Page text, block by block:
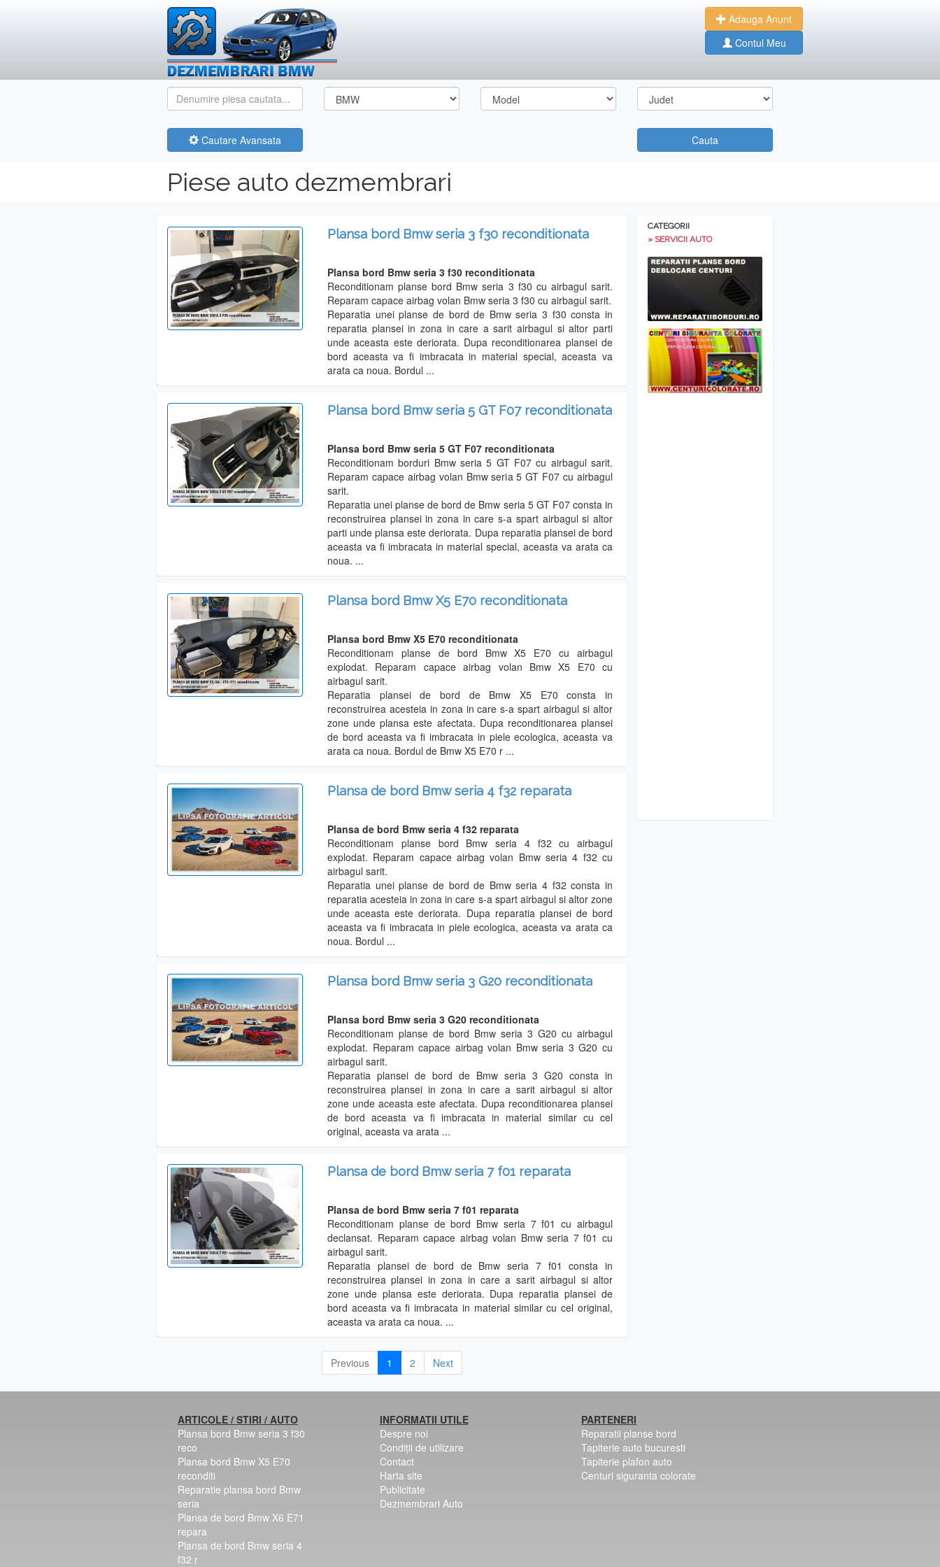
Adauga Anunt
Contul Meu
Cautare Avansata Cauta
Piese auto dezmembrari
Plansa bord Bmw seria 3 f30 reconditionata
Plansa bord Bmw seria 3 f30 reconditionata
Reconditionam planse bord Bmw seria 3 f30 cu airbagul sarit.
Reparam capace airbag volan Bmw seria 3 f30 cu airbagul sarit.
Reparatia unei planse de bord de Bmw seria 3 f30 consta in
reparatia plansei in zona in care a sarit airbagul si altor parti
unde aceasta este deriorata. Dupa reconditionarea plansei de
bord aceasta va fi imbracata in material special, aceasta va
arata ca noua. Bordul ...
Plansa bord Bmw seria 5 GT F07 reconditionata
Plansa bord Bmw seria 5 GT F07 reconditionata
Reconditionam borduri Bmw seria 5 GT F07 cu airbagul sarit.
Reparam capace airbag volan Bmw seria 5 GT F07 cu airbagul
sarit.
Reparatia unei planse de bord de Bmw seria 5 GT F07 consta in
reconstruirea plansei in zona in care s-a spart airbagul si altor
parti unde plansa este deriorata. Dupa reparatia plansei de bord
aceasta va fi imbracata in material special, aceasta va arata ca
noua. ...
Plansa bord Bmw X5 E70 reconditionata
Plansa bord Bmw X5 E70 reconditionata
Reconditionam planse de bord Bmw X5 E70 cu airbagul
explodat. Reparam capace airbag volan Bmw X5 E70 cu
airbagul sarit.
Reparatia plansei de bord de Bmw X5 E70 consta in
reconstruirea acesteia in zona in care s-a spart airbagul si altor
zone unde plansa este afectata. Dupa reconditionarea plansei
de bord aceasta va fi imbracata in piele ecologica, aceasta va
arata ca noua. Bordul de Bmw X5 E70 r ...
Plansa de bord Bmw seria 4 f32 reparata
Plansa de bord Bmw seria 4 f32 reparata
Reconditionam planse bord Bmw seria 4 f32 cu airbagul
explodat. Reparam capace airbag volan Bmw seria 4 f32 cu
airbagul sarit.
Reparatia unei planse de bord de Bmw seria 4 f32 consta in
reparatia acesteia in zona in care s-a spart airbagul si altor zone
unde aceasta este deriorata. Dupa reparatia plansei de bord
aceasta va fi imbracata in piele ecologica, aceasta va arata ca
noua. Bordul ...
Plansa bord Bmw seria 3 G20 reconditionata
Plansa bord Bmw seria 3 G20 reconditionata
Reconditionam planse de bord Bmw seria 3 G20 cu airbagul
explodat. Reparam capace airbag volan Bmw seria 3 G20 cu
airbagul sarit.
Reparatia plansei de bord de Bmw seria 3 G20 consta in
reconstruirea plansei in zona in care a sarit airbagul si altor
zone unde aceasta este afectata. Dupa reconditionarea plansei
de bord aceasta va fi imbracata in material similar cu cel
original, aceasta va arata ...
Plansa de bord Bmw seria 7 f01 reparata
Plansa de bord Bmw seria 7 f01 reparata
Reconditionam planse de bord Bmw seria 7 f01 cu airbagul
declansat. Reparam capace airbag volan Bmw seria 7 f01 cu
airbagul sarit.
Reparatia plansei de bord de Bmw seria 7 f01 consta in
reconstruirea plansei in zona in care a sarit airbagul si altor
zone unde plansa este deriorata. Dupa reparatia plansei de
bord aceasta va fi imbracata in material similar cu cel original,
aceasta va arata ca noua. ...
Previous 1 2 Next
CATEGORII
» SERVICII AUTO
ARTICOLE / STIRI / AUTO
Plansa bord Bmw seria 3 f30
reco
Plansa bord Bmw X5 E70
reconditi
Reparatie plansa bord Bmw
seria
Plansa de bord Bmw X6 E71
repara
Plansa de bord Bmw seria 4
f32 r
INFORMATII UTILE
Despre noi
Condiții de utilizare
Contact
Harta site
Publicitate
Dezmembrari Auto
PARTENERI
Reparatii planse bord
Tapiterie auto bucuresti
Tapiterie plafon auto
Centuri siguranta colorate